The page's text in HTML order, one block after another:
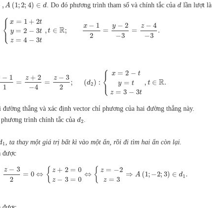
, A (1;2; 4) ∈ d. Do đó phương trình tham số và chính tắc của d lần lượt là
⎧
⎩
⎨ x = 1 + 2t
y = 2 − 3t
z = 4 − 3t
, t ∈ R;
x − 1
2
=
y − 2
−3
=
z − 4
−3
.
− 1
1
=
z + 2
−4
=
z − 3
2
; (d2) : ⎧
⎩
⎨ x = 2 − t
y = t
z = 3 − 3t
, t ∈ R.
thẳng và xác định vector chỉ phương của hai đường thẳng này.
phương trình chính tắc củad2
1
, ta thay một giá trị bất kì vào một ẩn, rồi đi tìm hai ẩn còn lại.
được
z − 3
2
= 0 ⇔ { z + 2 = 0
z − 3 = 0
⇔ { z = −2
z = 3
⇒ A (1; −2; 3) ∈ d1.